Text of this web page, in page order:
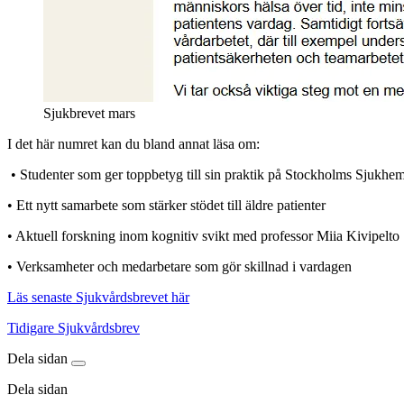
Sjukbrevet mars
I det här numret kan du bland annat läsa om:
• Studenter som ger toppbetyg till sin praktik på Stockholms
• Ett nytt samarbete som stärker stödet till äldre patienter
• Aktuell forskning inom kognitiv svikt med professor Miia Kivipelto
• Verksamheter och medarbetare som gör skillnad i vardagen
Läs senaste Sjukvårdsbrevet här
Tidigare Sjukvårdsbrev
Dela sidan
Dela sidan